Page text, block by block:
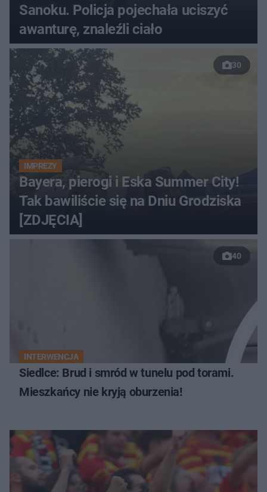
Sanoku. Policja pojechała uciszyć
awanturę, znaleźli ciało
30
IMPREZY
Bayera, pierogi i Eska Summer City!
Tak bawiliście się na Dniu Grodziska
[ZDJĘCIA]
40
INTERWENCJA
Siedlce: Brud i smród w tunelu pod torami.
Mieszkańcy nie kryją oburzenia!